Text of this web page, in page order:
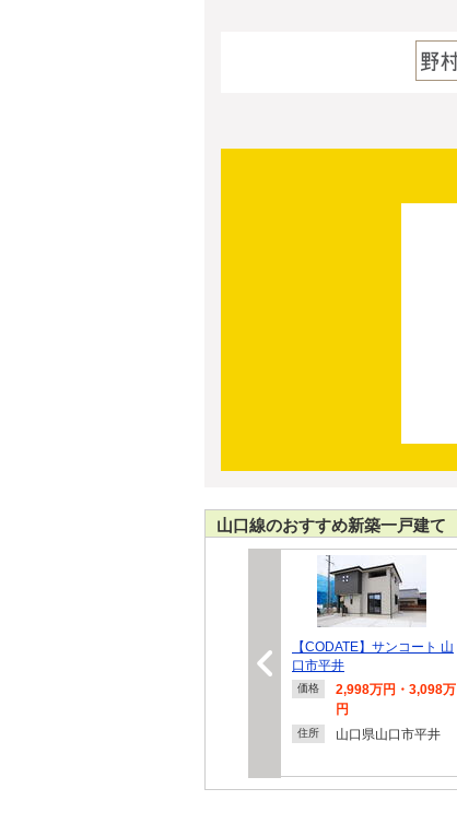
山口線のおすすめ新築一戸建て
【CODATE】サンコート 山
口市平井
価格
2,998万円・3,098万
円
住所 山口県山口市平井